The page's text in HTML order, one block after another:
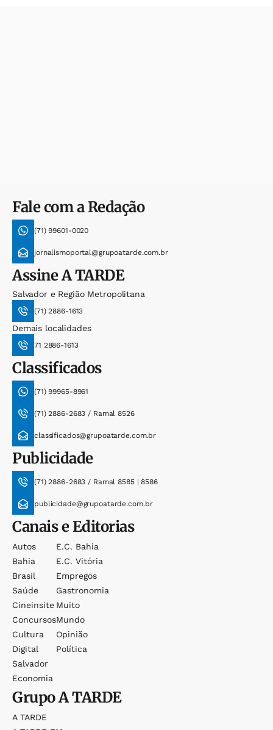
Fale com a Redação
(71) 99601-0020
jornalismoportal@grupoatarde.com.br
AssineA TARDE
Salvador e Região Metropolitana
(71) 2886-1613
Demais localidades
71 2886-1613
Classificados
(71) 99965-8961
(71) 2886-2683 / Ramal 8526
classificados@grupoatarde.com.br
Publicidade
(71) 2886-2683 / Ramal 8585 | 8586
publicidade@grupoatarde.com.br
Canais e Editorias
Autos
Bahia
Brasil
Saúde
Cineinsite
Concursos
Cultura
Digital
Salvador
Economia
E.c. Bahia
E.c. Vitória
Empregos
Gastronomia
Muito
Mundo
Opinião
Política
GrupoA TARDE
A TARDE